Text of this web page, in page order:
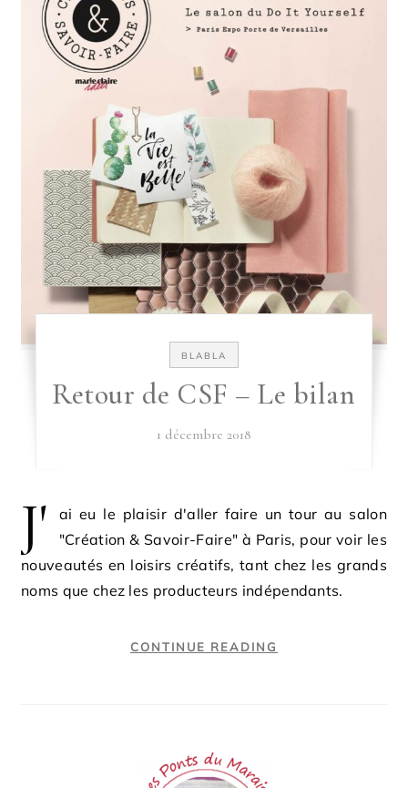
BLABLA
Retour de CSF – Le bilan
1 décembre 2018
J'
ai eu le plaisir d'aller faire un tour au salon
"Création & Savoir-Faire" à Paris, pour voir les
nouveautés en loisirs créatifs, tant chez les grands
noms que chez les producteurs indépendants.
CONTINUE READING